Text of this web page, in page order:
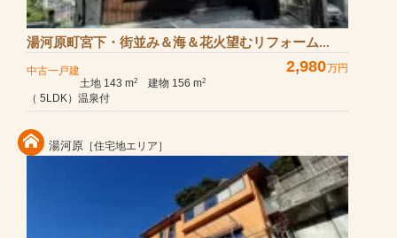
湯河原町宮下・街並み＆海＆花火望むリフォーム...
中古一戸建 2,980万円
土地 143 m2 建物 156 m2
（ 5LDK）温泉付
湯河原 ［住宅地エリア］